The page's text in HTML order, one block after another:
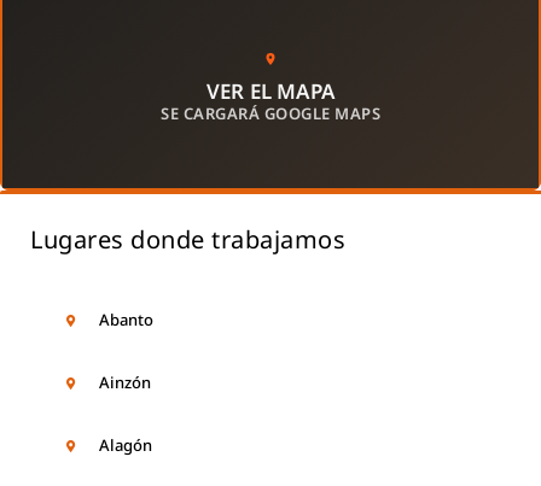
VER EL MAPA
SE CARGARÁ GOOGLE MAPS
Lugares donde trabajamos
Abanto
Ainzón
Alagón